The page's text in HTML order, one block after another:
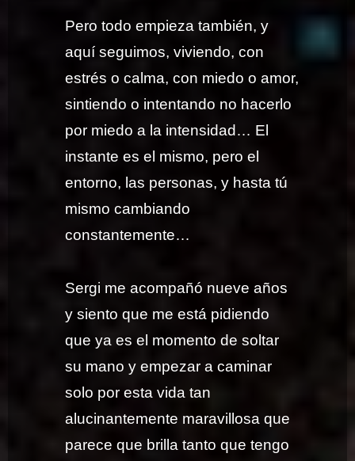
Pero todo empieza también, y
aquí seguimos, viviendo, con
estrés o calma, con miedo o amor,
sintiendo o intentando no hacerlo
por miedo a la intensidad… El
instante es el mismo, pero el
entorno, las personas, y hasta tú
mismo cambiando
constantemente…
Sergi me acompañó nueve años
y siento que me está pidiendo
que ya es el momento de soltar
su mano y empezar a caminar
solo por esta vida tan
alucinantemente maravillosa que
parece que brilla tanto que tengo